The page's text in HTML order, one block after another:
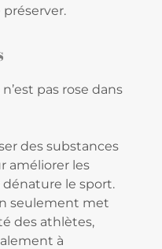
pas rose dans
des substances
améliorer les
le sport.
seulement met
des athlètes,
à